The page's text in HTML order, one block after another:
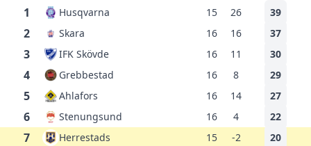
1
Husqvarna 15 26 39
2 Skara 16 16 37
3 IFK Skövde 16 11 30
4 Grebbestad 16 8 29
5 Ahlafors 16 14 27
6 Stenungsund 16 4 22
7 Herrestads 15 -2 20